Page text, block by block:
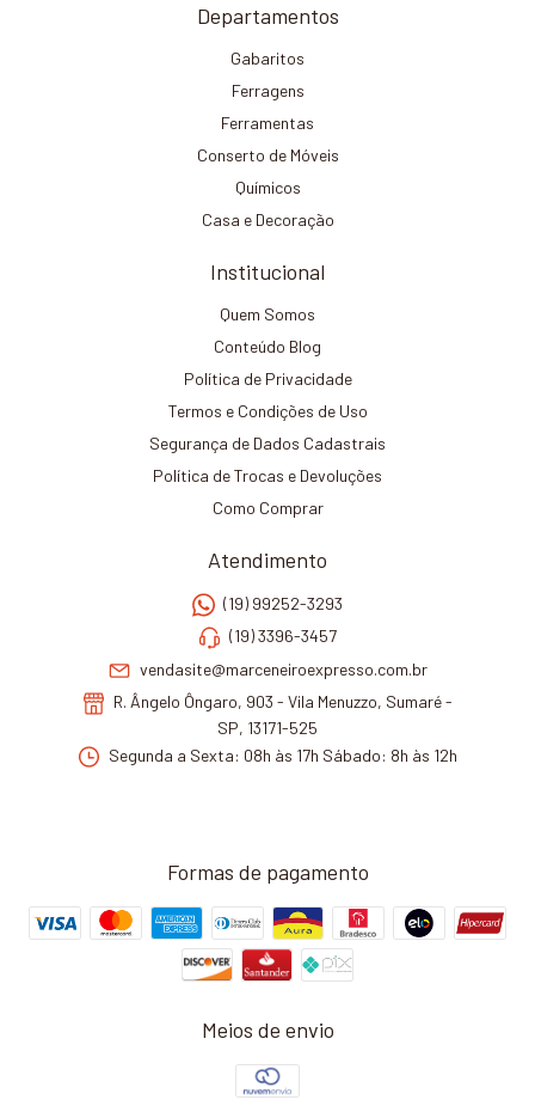
Departamentos
Gabaritos
Ferragens
Ferramentas
Conserto de Móveis
Químicos
Casa e Decoração
Institucional
Quem Somos
Conteúdo Blog
Política de Privacidade
Termos e Condições de Uso
Segurança de Dados Cadastrais
Política de Trocas e Devoluções
Como Comprar
Atendimento
(19) 99252-3293
(19) 3396-3457
vendasite@marceneiroexpresso.com.br
R. Ângelo Ôngaro, 903 - Vila Menuzzo, Sumaré -
SP, 13171-525
Segunda a Sexta: 08h às 17h Sábado: 8h às 12h
Formas de pagamento
Meios de envio